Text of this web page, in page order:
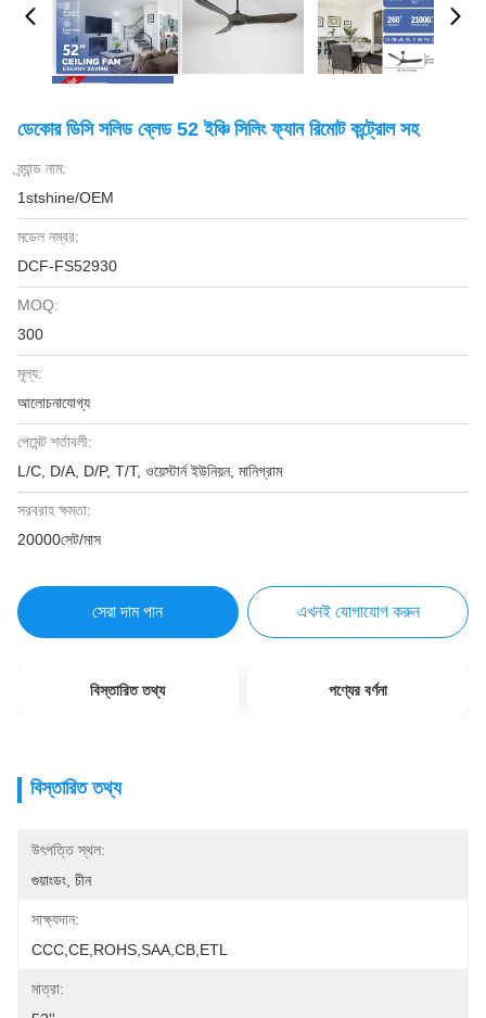
ডেকোর ডিসি সলিড ব্লেড 52 ইঞ্চি সিলিং ফ্যান রিমোট কন্ট্রোল সহ
ব্র্যান্ড নাম:
1stshine/OEM
মডেল নম্বর:
DCF-FS52930
MOQ:
300
মূল্য:
আলোচনাযোগ্য
পেমেন্ট শর্তাবলী:
L/C, D/A, D/P, T/T, ওয়েস্টার্ন ইউনিয়ন, মানিগ্রাম
সরবরাহ ক্ষমতা:
20000সেট/মাস
সেরা দাম পান এখনই যোগাযোগ করুন
বিস্তারিত তথ্য পণ্যের বর্ণনা
বিস্তারিত তথ্য
উৎপত্তি স্থল:
গুয়াংডং, চীন
সাক্ষ্যদান:
CCC,CE,ROHS,SAA,CB,ETL
মাত্রা: